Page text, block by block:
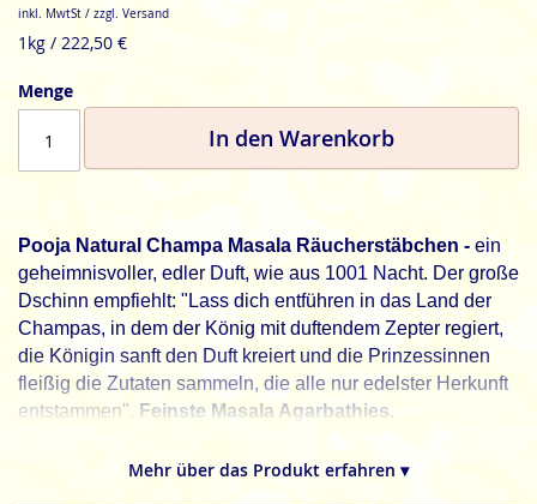
inkl. MwtSt / zzgl. Versand
1kg / 222,50 €
Menge
In den Warenkorb
Pooja Natural Champa Masala Räucherstäbchen - ein
geheimnisvoller, edler Duft, wie aus 1001 Nacht. Der große
Dschinn empfiehlt: "Lass dich entführen in das Land der
Champas, in dem der König mit duftendem Zepter regiert,
die Königin sanft den Duft kreiert und die Prinzessinnen
fleißig die Zutaten sammeln, die alle nur edelster Herkunft
entstammen". Feinste Masala Agarbathies.
Mehr über das Produkt erfahren ▾